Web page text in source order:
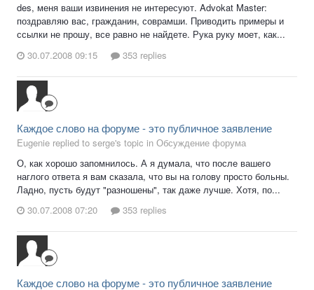
des, меня ваши извинения не интересуют. Advokat Master:
поздравляю вас, гражданин, соврамши. Приводить примеры и
ссылки не прошу, все равно не найдете. Рука руку моет, как...
30.07.2008 09:15
353 replies
Каждое слово на форуме - это публичное заявление
Eugenie replied to serge's topic in Обсуждение форума
О, как хорошо запомнилось. А я думала, что после вашего
наглого ответа я вам сказала, что вы на голову просто больны.
Ладно, пусть будут "разношены", так даже лучше. Хотя, по...
30.07.2008 07:20
353 replies
Каждое слово на форуме - это публичное заявление